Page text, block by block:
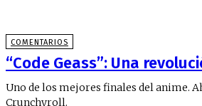
COMENTARIOS
“Code Geass”: Una
Uno de los mejores finales del anime.
Crunchyroll.